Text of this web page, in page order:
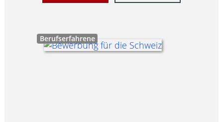
Berufserfahrene